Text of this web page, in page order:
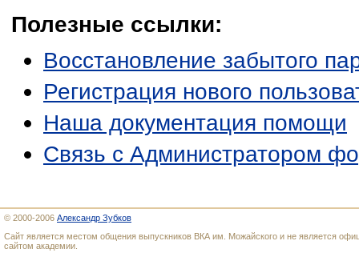
Полезные ссылки:
Восстановление забытого
Регистрация нового
Наша документация помощи
Связь с Администратором
© 2000-2006 Александр Зубков
Сайт является местом общения выпускников ВКА им. Можайского и не является
сайтом академии.